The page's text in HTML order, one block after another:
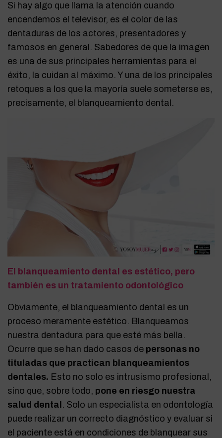
Si hay algo que llama la atención cuando
encendemos el televisor, es el color de las
dentaduras de los actores, presentadores y
famosos en general. Sabedores de que la imagen
es una de sus principales herramientas para el
éxito, la cuidan al máximo. Y una de los principales
retoques a los que la mayoría suele someterse es,
precisamente, el blanqueamiento dental.
El blanqueamiento dental es estético, pero
también es un tratamiento odontológico
Obviamente, el blanqueamiento dental es un
proceso meramente estético. Blanqueamos
nuestra dentadura para que esté más bella.
Ocurre que se han dado casos de personas no
tituladas que practican blanqueamientos
dentales. Esto no solo es intrusismo profesional,
sino que, sobre todo, pone en riesgo nuestra
salud dental. Solo un especialista en odontología
puede realizar un correcto diagnóstico y evaluar si
el paciente está en condiciones de blanquear sus